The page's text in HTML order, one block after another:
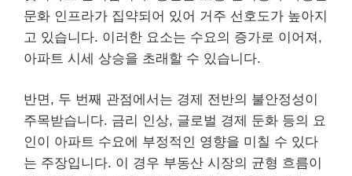
문화 인프라가 집약되어 있어 거주 선호도가 높아지
고 있습니다. 이러한 요소는 수요의 증가로 이어져,
아파트 시세 상승을 초래할 수 있습니다.
반면, 두 번째 관점에서는 경제 전반의 불안정성이
주목받습니다. 금리 인상, 글로벌 경제 둔화 등의 요
인이 아파트 수요에 부정적인 영향을 미칠 수 있다
는 주장입니다. 이 경우 부동산 시장의 균형 흐름이